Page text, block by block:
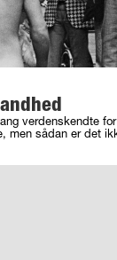
verdenskendte
men sådan er det